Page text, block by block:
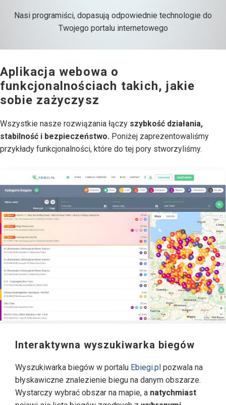
Nasi programiści, dopasują odpowiednie technologie do
Twojego portalu internetowego
Aplikacja webowa o
funkcjonalnościach takich, jakie
sobie zażyczysz
Wszystkie nasze rozwiązania łączy szybkość działania,
stabilność i bezpieczeństwo. Poniżej zaprezentowaliśmy
przykłady funkcjonalności, które do tej pory stworzyliśmy.
Interaktywna wyszukiwarka biegów
Wyszukiwarka biegów w portalu Ebiegi.pl pozwala na
błyskawiczne znalezienie biegu na danym obszarze.
Wystarczy wybrać obszar na mapie, a natychmiast